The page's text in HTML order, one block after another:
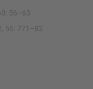
56–63
55: 771–82